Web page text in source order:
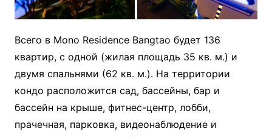
Всего в Mono Residence Bangtao будет 136
квартир, с одной (жилая площадь 35 кв. м.) и
двумя спальнями (62 кв. м.). На территории
кондо расположится сад, бассейны, бар и
бассейн на крыше, фитнес-центр, лобби,
прачечная, парковка, видеонаблюдение и